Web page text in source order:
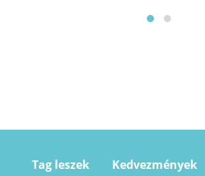
Tag leszek Kedvezmények